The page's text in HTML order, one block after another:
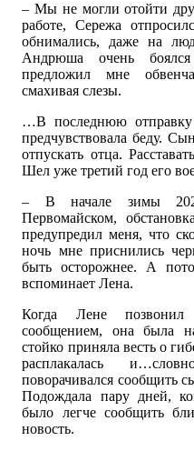
– Мы не могли отойти
работе, Сережа
обнимались, даже на
Андрюша очень
предложил мне
смахивая слезы.
…В последнюю
предчувствовала беду.
отпускать отца.
Шел уже третий год его
– В начале зимы
Первомайском,
предупредил меня, что
ночь мне приснились
быть осторожнее. А
вспоминает Лена.
Когда Лене позвонил
сообщением, она была
стойко приняла весть о
расплакалась
поворачивался сообщить
Подождала пару дней,
было легче сообщить
новость.